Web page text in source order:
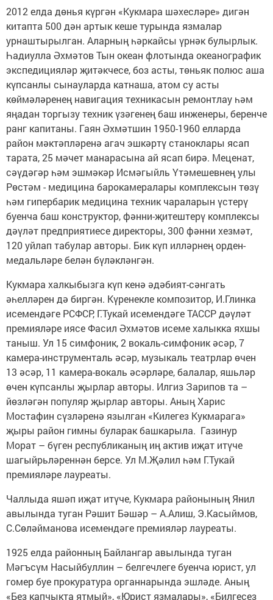
2012 елда дөнья күргән «Кукмара шәхесләре» дигән
китапта 500 дән артык кеше турында язмалар
урнаштырылган. Аларның һәркайсы үрнәк булырлык.
Һадиулла Әхмәтов Тын океан флотында океанографик
экспедицияләр җитәкчесе, боз асты, төньяк полюс аша
күпсанлы сынауларда катнаша, атом су асты
көймәләренең навигация техникасын ремонтлау һәм
яңадан торгызу техник үзәгенең баш инженеры, беренче
ранг капитаны. Гаян Әхмәтшин 1950-1960 елларда
район мәктәпләренә агач эшкәртү станоклары ясап
тарата, 25 мәчет манарасына ай ясап бирә. Меценат,
сәүдәгәр һәм эшмәкәр Исмәгыйль Үтәмешевнең улы
Рөстәм - медицина барокамералары комплексын төзү
һәм гипербарик медицина техник чараларын үстерү
буенча баш конструктор, фәнни-җитештерү комплексы
дәүләт предприятиесе директоры, 300 фәнни хезмәт,
120 уйлап табулар авторы. Бик күп илләрнең орден-
медальләре белән бүләкләнгән.
Кукмара халкыбызга күп кенә әдәбият-сәнгать
әһелләрен дә биргән. Күренекле композитор, И.Глинка
исемендәге РСФСР, Г.Тукай исемендәге ТАССР дәүләт
премияләре иясе Фасил Әхмәтов исеме халыкка яхшы
таныш. Ул 15 симфоник, 2 вокаль-симфоник әсәр, 7
камера-инструменталь әсәр, музыкаль театрлар өчен
13 әсәр, 11 камера-вокаль әсәрләре, балалар, яшьләр
өчен күпсанлы җырлар авторы. Илгиз Зарипов та –
йөзләгән популяр җырлар авторы. Аның Харис
Мостафин сүзләренә язылган «Килегез Кукмарага»
җыры район гимны буларак башкарыла. Газинур
Морат – бүген республиканың иң актив иҗат итүче
шагыйрьләреннән берсе. Ул М.Җәлил һәм Г.Тукай
премияләре лауреаты.
Чаллыда яшәп иҗат итүче, Кукмара районының Янил
авылында туган Рәшит Бәшәр – А.Алиш, Э.Касыймов,
С.Сөләйманова исемендәге премияләр лауреаты.
1925 елда районның Байлангар авылында туган
Мәгъсүм Насыйбуллин – белгечлеге буенча юрист, ул
гомер буе прокуратура органнарында эшләде. Аның
«Без капчыкта ятмый», «Юрист язмалары», «Билгесез